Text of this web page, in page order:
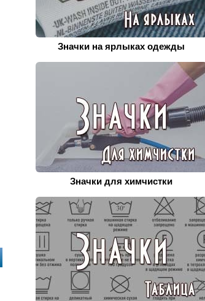
Значки на ярлыках одежды
Значки для химчистки